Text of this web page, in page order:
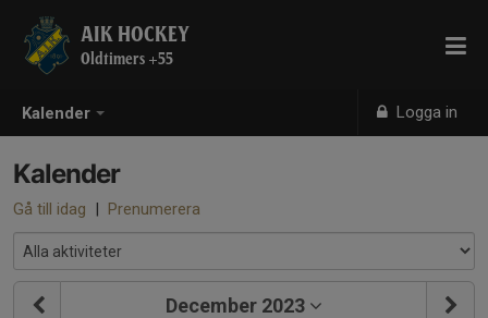
Kalender Logga in
AIK HOCKEY
Oldtimers +55
Kalender
Gå till idag | Prenumerera
December 2023